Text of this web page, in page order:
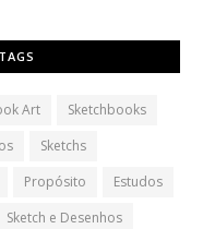
TAGS
Art
Sketchbooks
Sketchs
Propósito
Estudos
Sketch e Desenhos